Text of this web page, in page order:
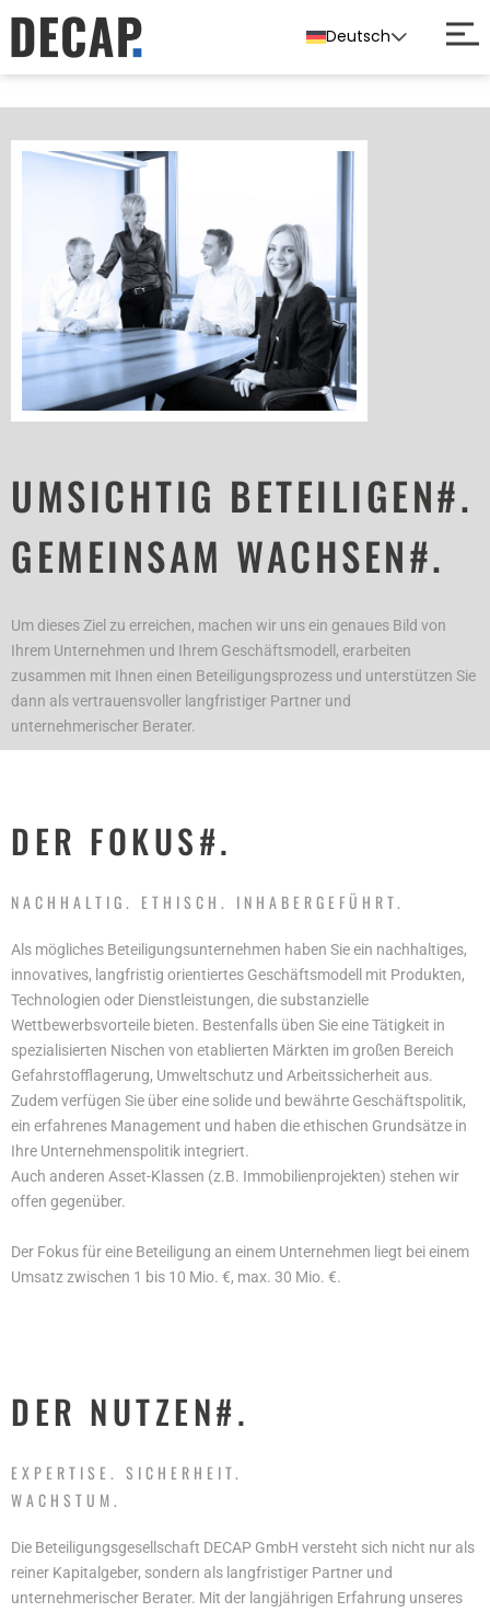
Deutsch
UMSICHTIG BETEILIGEN#.
GEMEINSAM WACHSEN#.
Um dieses Ziel zu erreichen, machen wir uns ein genaues Bild von
Ihrem Unternehmen und Ihrem Geschäftsmodell, erarbeiten
zusammen mit Ihnen einen Beteiligungsprozess und unterstützen Sie
dann als vertrauensvoller langfristiger Partner und
unternehmerischer Berater.
DER FOKUS#.
NACHHALTIG. ETHISCH. INHABERGEFÜHRT.
Als mögliches Beteiligungsunternehmen haben Sie ein nachhaltiges,
innovatives, langfristig orientiertes Geschäftsmodell mit Produkten,
Technologien oder Dienstleistungen, die substanzielle
Wettbewerbsvorteile bieten. Bestenfalls üben Sie eine Tätigkeit in
spezialisierten Nischen von etablierten Märkten im großen Bereich
Gefahrstofflagerung, Umweltschutz und Arbeitssicherheit aus.
Zudem verfügen Sie über eine solide und bewährte Geschäftspolitik,
ein erfahrenes Management und haben die ethischen Grundsätze in
Ihre Unternehmenspolitik integriert.
Auch anderen Asset-Klassen (z.B. Immobilienprojekten) stehen wir
offen gegenüber.
Der Fokus für eine Beteiligung an einem Unternehmen liegt bei einem
Umsatz zwischen 1 bis 10 Mio. €, max. 30 Mio. €.
DER NUTZEN#.
EXPERTISE. SICHERHEIT.
WACHSTUM.
Die Beteiligungsgesellschaft DECAP GmbH versteht sich nicht nur als
reiner Kapitalgeber, sondern als langfristiger Partner und
unternehmerischer Berater. Mit der langjährigen Erfahrung unseres